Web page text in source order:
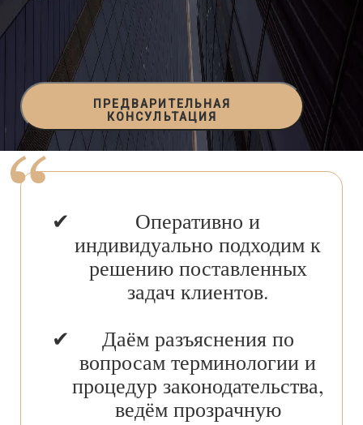
ПРЕДВАРИТЕЛЬНАЯ
КОНСУЛЬТАЦИЯ
Оперативно и
индивидуально подходим к
решению поставленных
задач клиентов.
Даём разъяснения по
вопросам терминологии и
процедур законодательства,
ведём прозрачную